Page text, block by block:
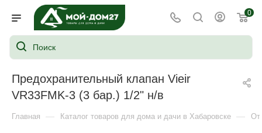
0
Предохранительный клапан Vieir
VR33FMK-3 (3 бар.) 1/2" н/в
Главная — Каталог товаров для дома и дачи в Хабаровске —